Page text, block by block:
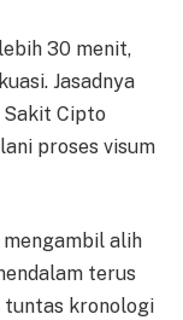
30 menit,
Jasadnya
Sakit Cipto
proses visum
alih
terus
tuntas kronologi